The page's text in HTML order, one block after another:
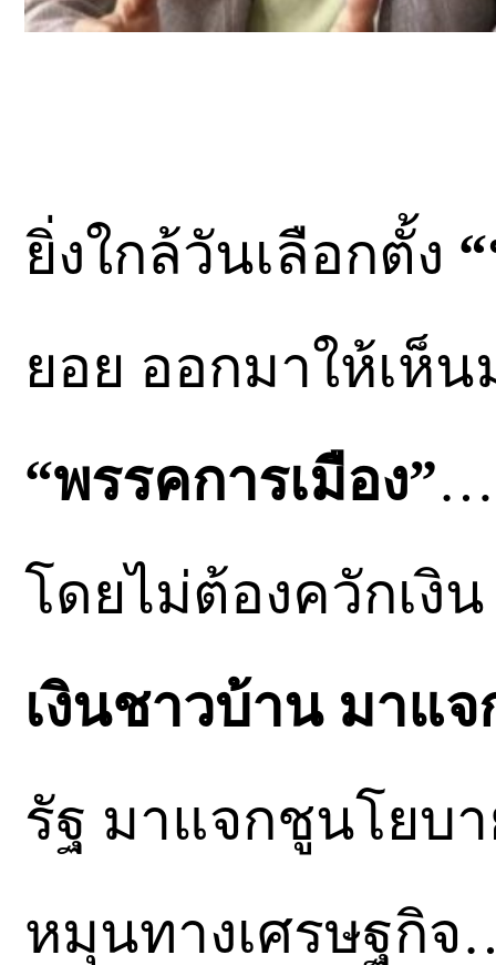
ยิ่งใกล้วันเลือกตั้ง
ยอย ออกมาให้เห็
“พรรคการเมือง”
โดยไม่ต้องควักเงิ
เงินชาวบ้าน มาแ
รัฐ มาแจกชูนโยบ
หมุนทางเศรษฐกิ